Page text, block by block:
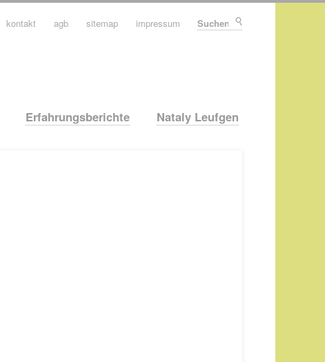
Erfahrungsberichte Nataly Leufgen
kontakt agb sitemap impressum